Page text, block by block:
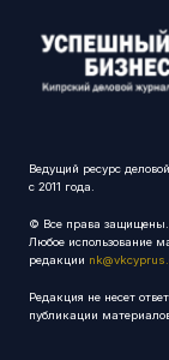
Ведущий ресурс
с 2011 года.
© Все права защищены.
Любое использование
редакции
Редакция не несет
публикации